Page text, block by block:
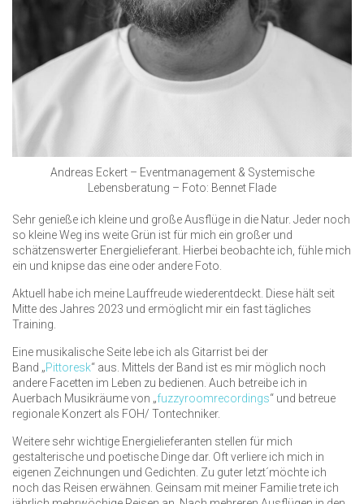
Andreas Eckert – Eventmanagement & Systemische
Lebensberatung – Foto: Bennet Flade
Sehr genieße ich kleine und große Ausflüge in die Natur. Jeder noch
so kleine Weg ins weite Grün ist für mich ein großer und
schätzenswerter Energielieferant. Hierbei beobachte ich, fühle mich
ein und knipse das eine oder andere Foto.
Aktuell habe ich meine Lauffreude wiederentdeckt. Diese hält seit
Mitte des Jahres 2023 und ermöglicht mir ein fast tägliches
Training.
Eine musikalische Seite lebe ich als Gitarrist bei der
Band „Pittoresk“ aus. Mittels der Band ist es mir möglich noch
andere Facetten im Leben zu bedienen. Auch betreibe ich in
Auerbach Musikräume von „fuzzyroomrecordings“ und betreue
regionale Konzert als FOH/ Tontechniker.
Weitere sehr wichtige Energielieferanten stellen für mich
gestalterische und poetische Dinge dar. Oft verliere ich mich in
eigenen Zeichnungen und Gedichten. Zu guter letzt´möchte ich
noch das Reisen erwähnen. Geinsam mit meiner Familie trete ich